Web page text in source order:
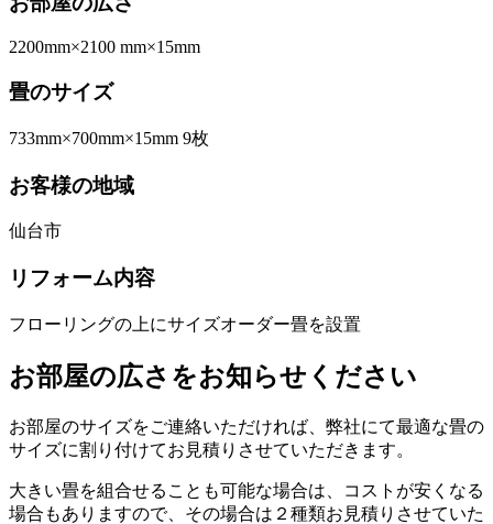
2200mm×2100 mm×15mm
畳のサイズ
733mm×700mm×15mm 9枚
お客様の地域
仙台市
リフォーム内容
フローリングの上にサイズオーダー畳を設置
お部屋の広さをお知らせください
お部屋のサイズをご連絡いただければ、弊社にて最適な畳の
サイズに割り付けてお見積りさせていただきます。
大きい畳を組合せることも可能な場合は、コストが安くなる
場合もありますので、その場合は２種類お見積りさせていた